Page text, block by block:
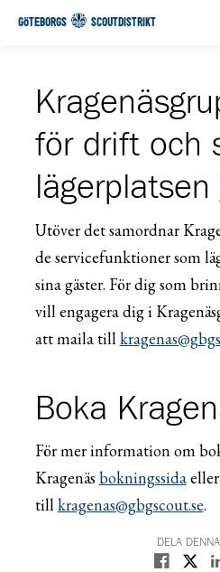
GÖTEBORGS SCOUTDISTRIKT
för drift och
lägerplatsen
Utöver det samordnar
de servicefunktioner som
sina gäster. För dig som
vill engagera dig i
att maila till
Boka
För mer information om
Kragenäs bokningssida
tillkragenas@gbgscout.se.
DELA
Dela på
Dela